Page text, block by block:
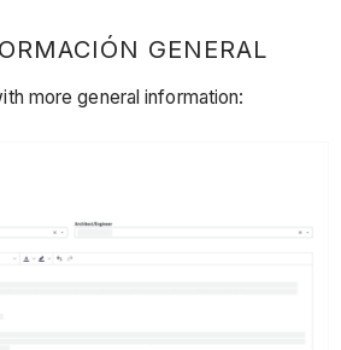
GENERAL
more general information: